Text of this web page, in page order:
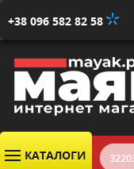
+38 096 582 82 58
КАТАЛОГИ